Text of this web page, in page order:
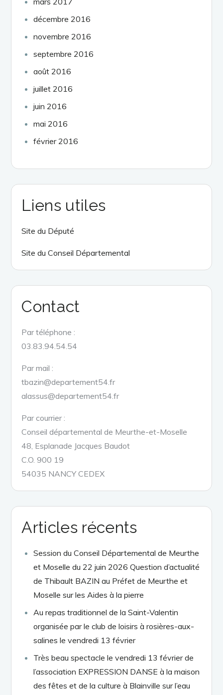
décembre 2016
novembre 2016
septembre 2016
août 2016
juillet 2016
juin 2016
mai 2016
février 2016
Liens utiles
Site du Député
Site du Conseil Départemental
Contact
Par téléphone :
03.83.94.54.54
Par mail :
tbazin@departement54.fr
alassus@departement54.fr
Par courrier :
Conseil départemental de Meurthe-et-Moselle
48, Esplanade Jacques Baudot
C.O. 900 19
54035 NANCY CEDEX
Articles récents
Session du Conseil Départemental de Meurthe
et Moselle du 22 juin 2026 Question d’actualité
de Thibault BAZIN au Préfet de Meurthe et
Moselle sur les Aides à la pierre
Au repas traditionnel de la Saint-Valentin
organisée par le club de loisirs à rosières-aux-
salines le vendredi 13 février
Très beau spectacle le vendredi 13 février de
l’association EXPRESSION DANSE à la maison
des fêtes et de la culture à Blainville sur l’eau